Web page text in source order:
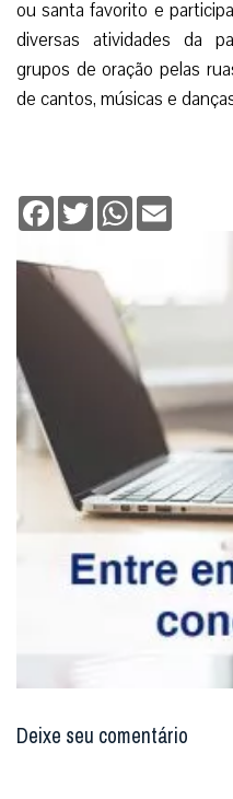
celebrar uma festa à
intrinsecamente má,
esta não esteja contra o
sagradas e a moral em geral.
Nos últimos anos
comemoração alternativa
santidade vence, e que
ou santa favorito e
diversas atividades da
grupos de oração pelas
de cantos, músicas e
Facebook
TwitterWhatsApp
Email